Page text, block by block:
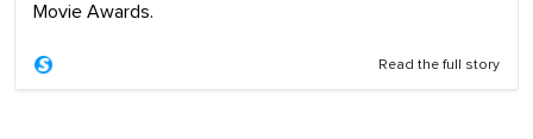
Movie Awards.
Read the full story